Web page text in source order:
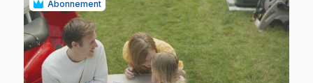
Abonnement